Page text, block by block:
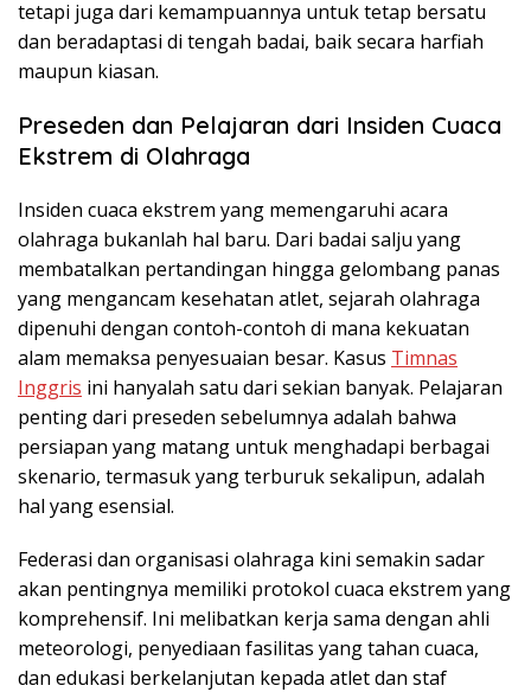
tetapi juga dari kemampuannya untuk tetap bersatu
dan beradaptasi di tengah badai, baik secara harfiah
maupun kiasan.
Preseden dan Pelajaran dari Insiden Cuaca
Ekstrem di Olahraga
Insiden cuaca ekstrem yang memengaruhi acara
olahraga bukanlah hal baru. Dari badai salju yang
membatalkan pertandingan hingga gelombang panas
yang mengancam kesehatan atlet, sejarah olahraga
dipenuhi dengan contoh-contoh di mana kekuatan
alam memaksa penyesuaian besar. Kasus Timnas
Inggris ini hanyalah satu dari sekian banyak. Pelajaran
penting dari preseden sebelumnya adalah bahwa
persiapan yang matang untuk menghadapi berbagai
skenario, termasuk yang terburuk sekalipun, adalah
hal yang esensial.
Federasi dan organisasi olahraga kini semakin sadar
akan pentingnya memiliki protokol cuaca ekstrem yang
komprehensif. Ini melibatkan kerja sama dengan ahli
meteorologi, penyediaan fasilitas yang tahan cuaca,
dan edukasi berkelanjutan kepada atlet dan staf